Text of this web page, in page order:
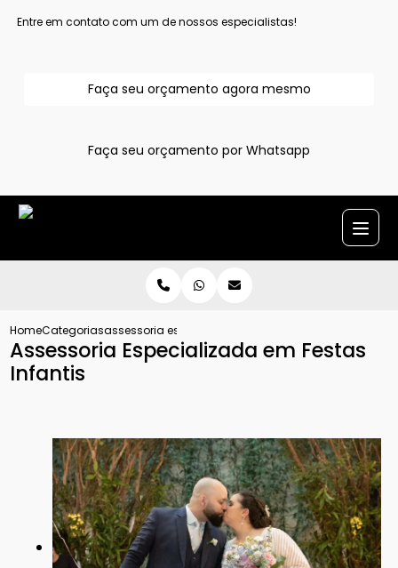
Entre em contato com um de nossos especialistas!
Faça seu orçamento agora mesmo
Faça seu orçamento por Whatsapp
HomeCategoriasassessoria especializada em festas infantis
Assessoria Especializada em Festas
Infantis